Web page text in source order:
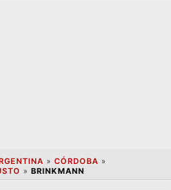
» CÓRDOBA »
» BRINKMANN